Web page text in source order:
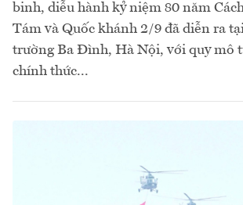
binh, diễu hành kỷ niệm 80 năm
Tám và Quốc khánh 2/9 đã diễn ra
trường Ba Đình, Hà Nội, với quy mô
chính thức...